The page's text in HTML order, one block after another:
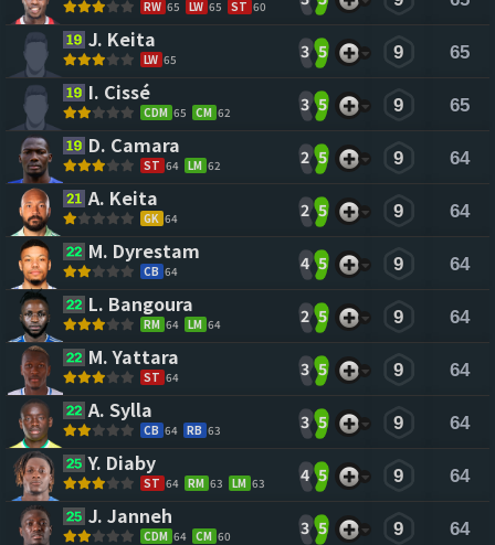
RW 65 LW 65 ST 60
J. Keita
LW 65 3 5 9 65
I. Cissé
CDM 65 CM 62 3 5 9 65
D. Camara
ST 64 LM 62 2 5 9 64
A. Keita
GK 64 2 5 9 64
M. Dyrestam
CB 64 4 5 9 64
L. Bangoura
RM 64 LM 64 2 5 9 64
M. Yattara
ST 64 3 5 9 64
A. Sylla
CB 64 RB 63 3 5 9 64
Y. Diaby
ST 64 RM 63 LM 63 4 5 9 64
J. Janneh
CDM 64 CM 60 3 5 9 64